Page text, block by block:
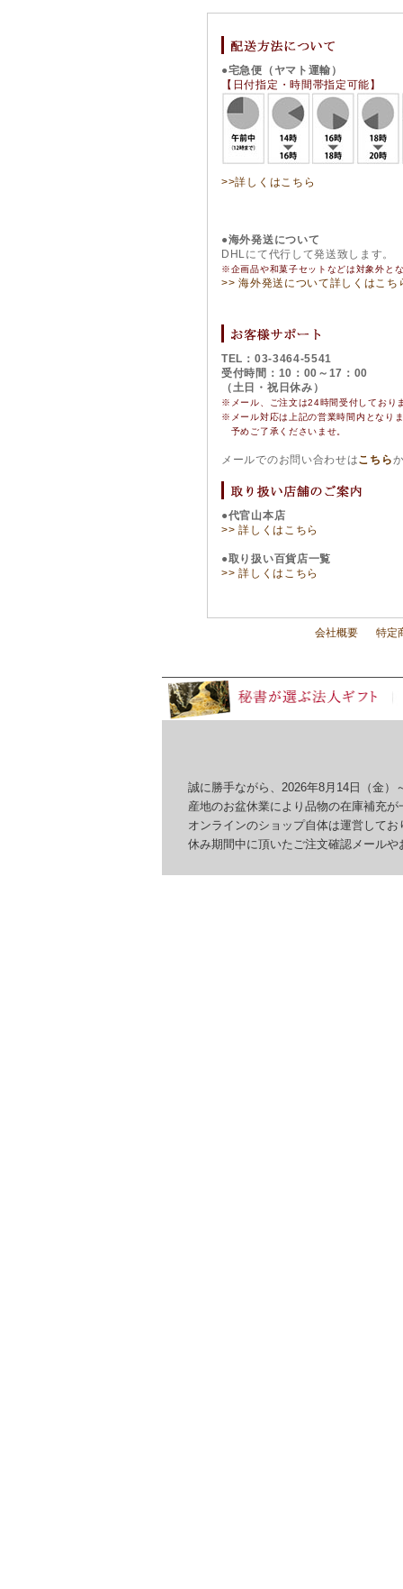
●宅急便（ヤマト運輸）
【日付指定・時間帯指定可能】
>>詳しくはこちら
●海外発送について
DHLにて代行して発送致します。
※企画品や和菓子セットなどは対象外と
>> 海外発送について詳しくはこち
TEL：03-3464-5541
受付時間：10：00～17：00
（土日・祝日休み）
※メール、ご注文は24時間受付しており
※ メール対応は上記の営業時間内となり
予めご了承くださいませ。
メールでのお問い合わせはこちら
●代官山本店
>> 詳しくはこちら
●取り扱い百貨店一覧
>> 詳しくはこちら
会社概要 特定
誠に勝手ながら、2026年8月14日（金）
産地のお盆休業により品物の在庫補充が
オンラインのショップ自体は運営してお
休み期間中に頂いたご注文確認メールや